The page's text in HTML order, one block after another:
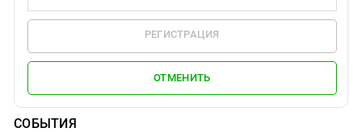
РЕГИСТРАЦИЯ
ОТМЕНИТЬ
СОБЫТИЯ